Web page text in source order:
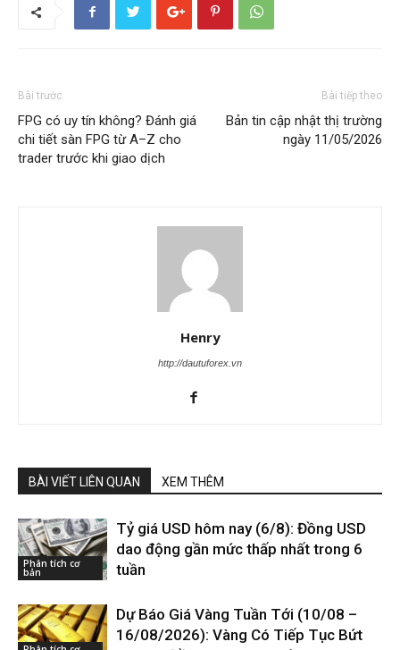
Bài trước
FPG có uy tín không? Đánh giá
chi tiết sàn FPG từ A–Z cho
trader trước khi giao dịch
Bài tiếp theo
Bản tin cập nhật thị trường
ngày 11/05/2026
Henry
http://dautuforex.vn
BÀI VIẾT LIÊN QUAN XEM THÊM
Phân tích cơ
bản
Tỷ giá USD hôm nay (6/8): Đồng USD
dao động gần mức thấp nhất trong 6
tuần
Dự Báo Giá Vàng Tuần Tới (10/08 –
16/08/2026): Vàng Có Tiếp Tục Bứt